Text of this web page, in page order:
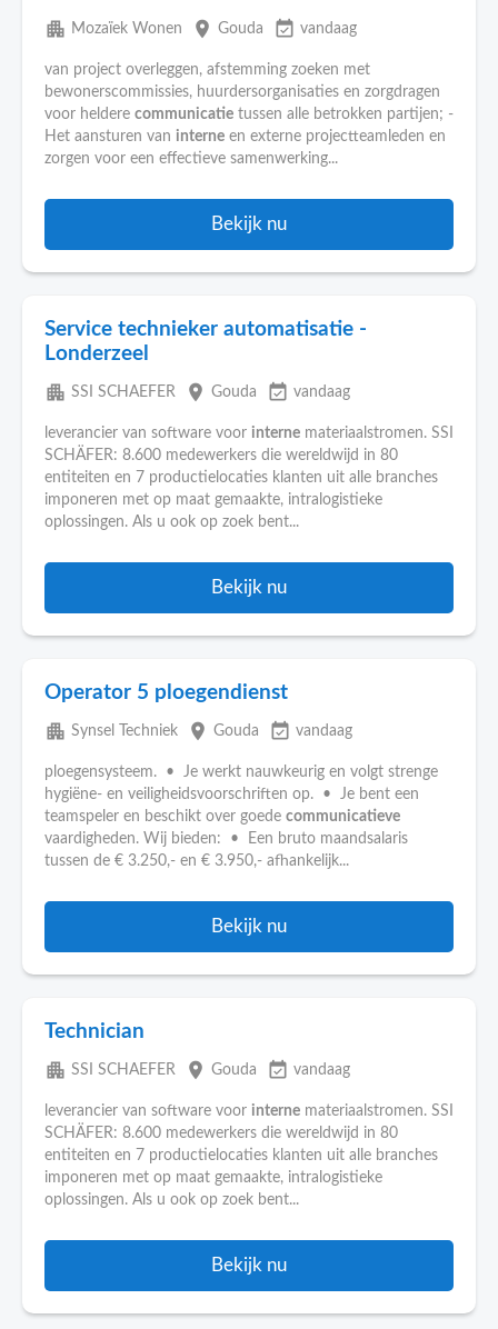
apartment Mozaïek Wonen place Gouda event_available vandaag
van project overleggen, afstemming zoeken met
bewonerscommissies, huurdersorganisaties en zorgdragen
voor heldere communicatie tussen alle betrokken partijen; -
Het aansturen van interne en externe projectteamleden en
zorgen voor een effectieve samenwerking...
Bekijk nu
Service technieker automatisatie -
Londerzeel
apartment SSI SCHAEFER place Gouda event_available vandaag
leverancier van software voor interne materiaalstromen. SSI
SCHÄFER: 8.600 medewerkers die wereldwijd in 80
entiteiten en 7 productielocaties klanten uit alle branches
imponeren met op maat gemaakte, intralogistieke
oplossingen. Als u ook op zoek bent...
Bekijk nu
Operator 5 ploegendienst
apartment Synsel Techniek place Gouda event_available vandaag
ploegensysteem. • Je werkt nauwkeurig en volgt strenge
hygiëne- en veiligheidsvoorschriften op. • Je bent een
teamspeler en beschikt over goede communicatieve
vaardigheden. Wij bieden: • Een bruto maandsalaris
tussen de € 3.250,- en € 3.950,- afhankelijk...
Bekijk nu
Technician
apartment SSI SCHAEFER place Gouda event_available vandaag
leverancier van software voor interne materiaalstromen. SSI
SCHÄFER: 8.600 medewerkers die wereldwijd in 80
entiteiten en 7 productielocaties klanten uit alle branches
imponeren met op maat gemaakte, intralogistieke
oplossingen. Als u ook op zoek bent...
Bekijk nu